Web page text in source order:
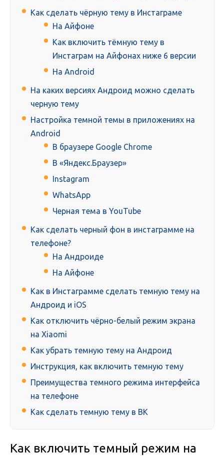
Как сделать чёрную тему в Инстаграме
На Айфоне
Как включить тёмную тему в
Инстаграм на Айфонах ниже 6 версии
На Android
На каких версиях Андроид можно сделать
черную тему
Настройка темной темы в приложениях на
Android
В браузере Google Chrome
В «Яндекс.Браузер»
Instagram
WhatsApp
Черная тема в YouTube
Как сделать черный фон в инстаграмме на
телефоне?
На Андроиде
На Айфоне
Как в Инстаграмме сделать темную тему на
Андроид и iOS
Как отключить чёрно-белый режим экрана
на Xiaomi
Как убрать темную тему на Андроид
Инструкция, как включить темную тему
Преимущества темного режима интерфейса
на телефоне
Как сделать темную тему в ВК
Как включить темный режим на